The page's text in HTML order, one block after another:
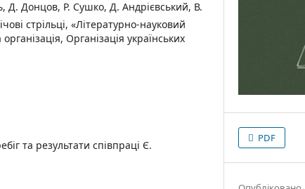
Д. Донцов, Р. Сушко, Д. Андрієвський, В.
стрільці, «Літературно-науковий
Організація українських
та результати співпраці Є.
PDF